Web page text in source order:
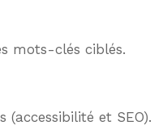
mots-clés ciblés.
et SEO).